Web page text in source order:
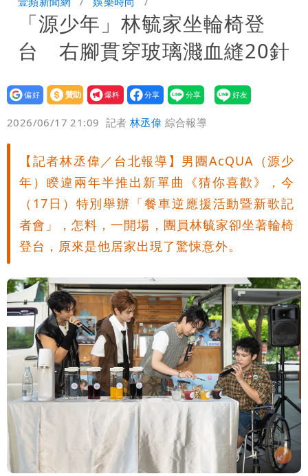
例 寄生蟲污染惹禍（壹蘋10點強打）
蔣萬安民調只贏5％「現任優勢去哪？」
媒體人嘆：真的該緊張了
昔嗆「相信慈濟還民進黨？」她點名：蔣
萬安、柯文哲都該道歉
白海豚游進溫暖海域 對流一夕復活！鄭
明典曝後續變化
97萬網紅「肥大叔」驚傳猝逝！最後身
影曝 網驚覺不對
慈濟遭詐10億！律師看聲明揪「3點
怪」：不像被害人
藍昔狂譙擋疫苗 慈濟真變「世紀大騙
局」！網朝聖翻車文笑了
慈濟被騙10億！陳時中一語成讖 王必
人身體卻僵硬」
白海豚最快下午海警！大雨襲7縣市 明
恐發陸警
明金成離世留下雙胞胎 4歲兒與老師一
段對話催淚
「源少年」林毓家坐輪椅登
台 右腳貫穿玻璃濺血縫20針
設為
贊助
我要
爆料
2026/06/17 21:09 記者林丞偉 綜合報導
【記者林丞偉／台北報導】男團AcQUA（源少
年）睽違兩年半推出新單曲《猜你喜歡》，今
（17日）特別舉辦「餐車逆應援活動暨新歌記
者會」，怎料，一開場，團員林毓家卻坐著輪椅
登台，原來是他居家出現了驚悚意外。